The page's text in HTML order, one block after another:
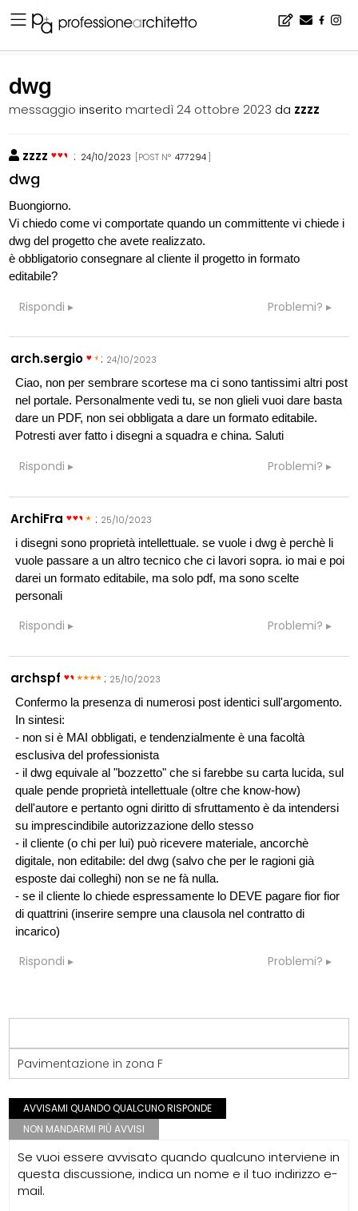
dwg
messaggio inseritomartedì 24 ottobre 2023 da zzzz
zzzz : 24/10/2023 [POST N° 477294]
dwg
Buongiorno.
Vi chiedo come vi comportate quando un committente vi chiede i
dwg del progetto che avete realizzato.
è obbligatorio consegnare al cliente il progetto in formato
editabile?
Rispondi Problemi?
arch.sergio : 24/10/2023
Ciao, non per sembrare scortese ma ci sono tantissimi altri post
nel portale. Personalmente vedi tu, se non glieli vuoi dare basta
dare un PDF, non sei obbligata a dare un formato editabile.
Potresti aver fatto i disegni a squadra e china. Saluti
Rispondi Problemi?
ArchiFra : 25/10/2023
i disegni sono proprietà intellettuale. se vuole i dwg è perchè li
vuole passare a un altro tecnico che ci lavori sopra. io mai e poi
darei un formato editabile, ma solo pdf, ma sono scelte
personali
Rispondi Problemi?
archspf : 25/10/2023
Confermo la presenza di numerosi post identici sull'argomento.
In sintesi:
- non si è MAI obbligati, e tendenzialmente è una facoltà
esclusiva del professionista
- il dwg equivale al "bozzetto" che si farebbe su carta lucida, sul
quale pende proprietà intellettuale (oltre che know-how)
dell'autore e pertanto ogni diritto di sfruttamento è da intendersi
su imprescindibile autorizzazione dello stesso
- il cliente (o chi per lui) può ricevere materiale, ancorchè
digitale, non editabile: del dwg (salvo che per le ragioni già
esposte dai colleghi) non se ne fà nulla.
- se il cliente lo chiede espressamente lo DEVE pagare fior fior
di quattrini (inserire sempre una clausola nel contratto di
incarico)
Rispondi Problemi?
Pavimentazione in zona F
AVVISAMI QUANDO QUALCUNO RISPONDE
NON MANDARMI PIÙ AVVISI
Se vuoi essere avvisato quando qualcuno interviene in
questa discussione, indica un nome e il tuo indirizzo e-
mail.